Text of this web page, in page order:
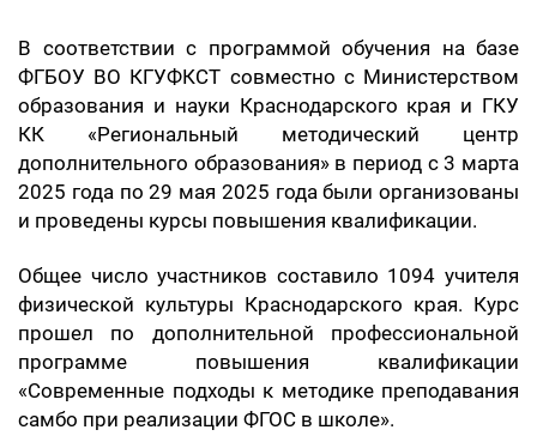
В соответствии с программой обучения на базе
ФГБОУ ВО КГУФКСТ совместно с Министерством
образования и науки Краснодарского края и ГКУ
КК «Региональный методический центр
дополнительного образования» в период с 3 марта
2025 года по 29 мая 2025 года были организованы
и проведены курсы повышения квалификации.
Общее число участников составило 1094 учителя
физической культуры Краснодарского края. Курс
прошел по дополнительной профессиональной
программе повышения квалификации
«Современные подходы к методике преподавания
самбо при реализации ФГОС в школе».